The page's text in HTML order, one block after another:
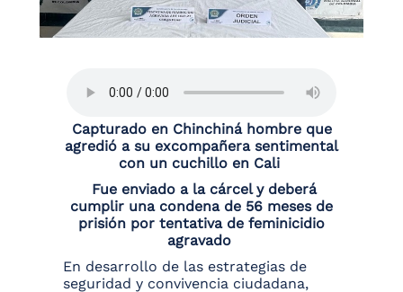
Capturado en Chinchiná hombre que
agredió a su excompañera sentimental
con un cuchillo en Cali
Fue enviado a la cárcel y deberá
cumplir una condena de 56 meses de
prisión por tentativa de feminicidio
agravado
En desarrollo de las estrategias de
seguridad y convivencia ciudadana,